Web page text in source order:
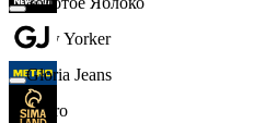
New Yorker
Metro
Gloria Jeans